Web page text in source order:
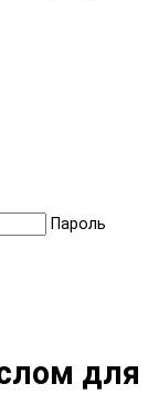
Пароль
для